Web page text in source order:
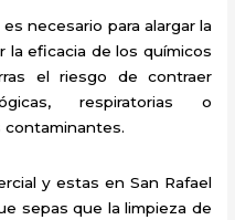
necesario para alargar la
la eficacia de los químicos
el riesgo de contraer
respiratorias o
y estas en San Rafael
sepas que la limpieza de